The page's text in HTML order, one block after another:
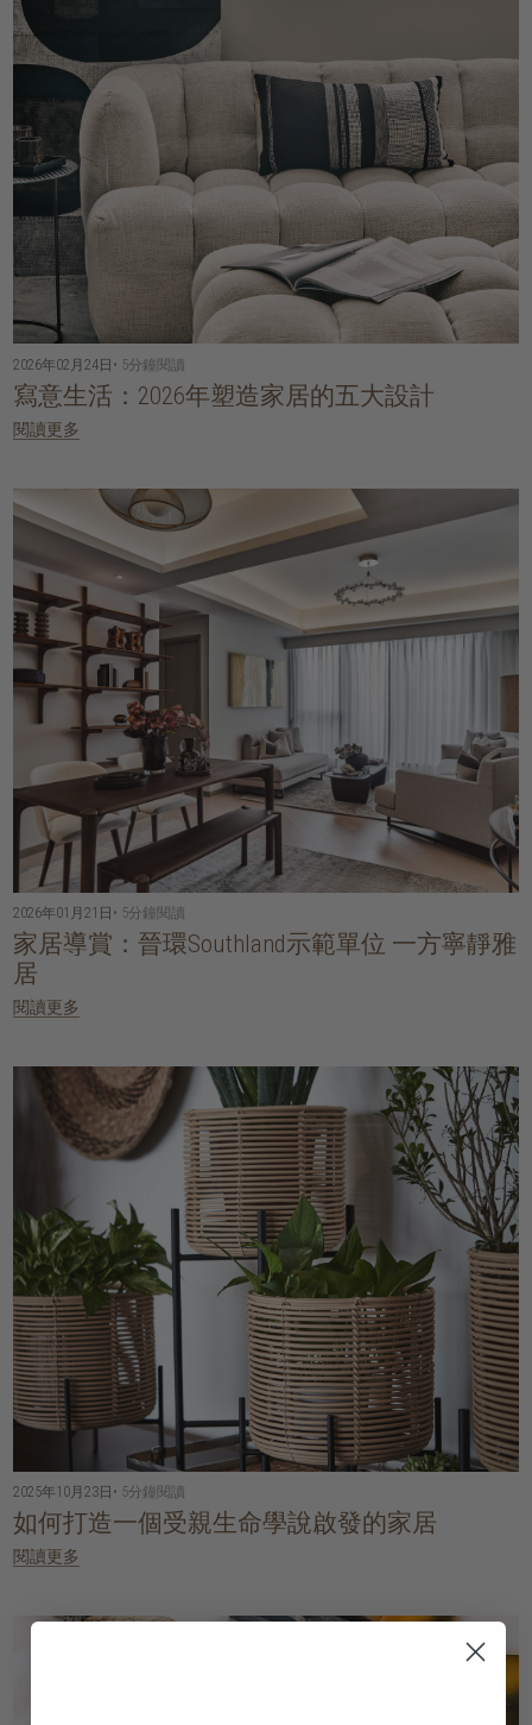
2026年02月24日 • 5分鐘閱讀
寫意生活：2026年塑造家居的五大設計
閱讀更多
2026年01月21日 • 5分鐘閱讀
家居導賞：晉環Southland示範單位 一方寧靜雅
居
閱讀更多
2025年10月23日 • 5分鐘閱讀
如何打造一個受親生命學說啟發的家居
閱讀更多